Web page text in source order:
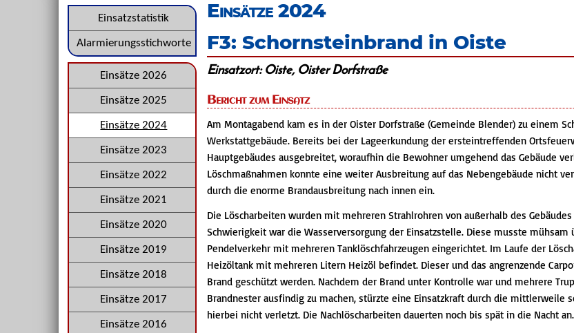
Einsätze 2024
F3: Schornsteinbrand in Oiste
Einsatzort: Oiste, Oister Dorfstraße
Bericht zum Einsatz
Am Montagabend kam es in der Oister Dorfstraße (Gemeinde Blender) zu einem
Werkstattgebäude. Bereits bei der Lageerkundung der ersteintreffenden
Hauptgebäudes ausgebreitet, woraufhin die Bewohner umgehend das Gebäude
Löschmaßnahmen konnte eine weiter Ausbreitung auf das Nebengebäude nicht
durch die enorme Brandausbreitung nach innen ein.
Die Löscharbeiten wurden mit mehreren Strahlrohren von außerhalb des
Schwierigkeit war die Wasserversorgung der Einsatzstelle. Diese musste
Pendelverkehr mit mehreren Tanklöschfahrzeugen eingerichtet. Im Laufe der
Heizöltank mit mehreren Litern Heizöl befindet. Dieser und das angrenzende
Brand geschützt werden. Nachdem der Brand unter Kontrolle war und mehrere
Brandnester ausfindig zu machen, stürzte eine Einsatzkraft durch die mittlerweile
hierbei nicht verletzt. Die Nachlöscharbeiten dauerten noch bis spät in die Nacht an.
Navigation
überspringen
Einsatzstatistik
Alarmierungsstichworte
Navigation
überspringen
Einsätze 2026
Einsätze 2025
Einsätze 2024
Einsätze 2023
Einsätze 2022
Einsätze 2021
Einsätze 2020
Einsätze 2019
Einsätze 2018
Einsätze 2017
Einsätze 2016